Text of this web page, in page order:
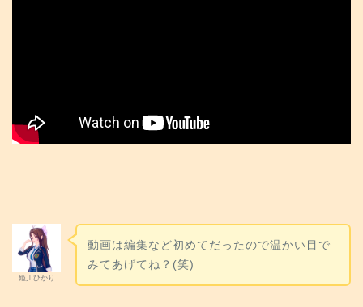
姫川ひかり
動画は編集など初めてだったので温かい目で
みてあげてね？(笑)